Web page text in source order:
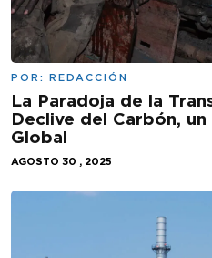
POR: REDACCIÓN
La Paradoja de la
Declive del Carbón,
Global
AGOSTO 30 , 2025